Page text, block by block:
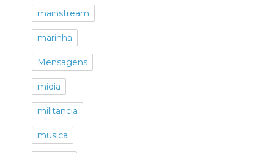
mainstream
marinha
Mensagens
midia
militancia
musica